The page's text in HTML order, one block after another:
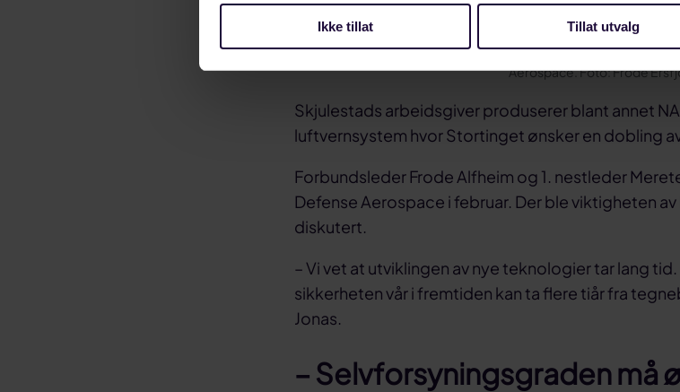
Ikke tillat Tillat utvalg
HOVEDTILLITSVALGT: Bjørn Arve Skjulestad leder
Aerospace. Foto: Frode
Skjulestads arbeidsgiver produserer blant annet
luftvernsystem hvor Stortinget ønsker en dobling
Forbundsleder Frode Alfheim og 1. nestleder
Defense Aerospace i februar. Der ble viktigheten
diskutert.
– Vi vet at utviklingen av nye teknologier tar lang
sikkerheten vår i fremtiden kan ta flere tiår fra
Jonas.
– Selvforsyningsgraden må